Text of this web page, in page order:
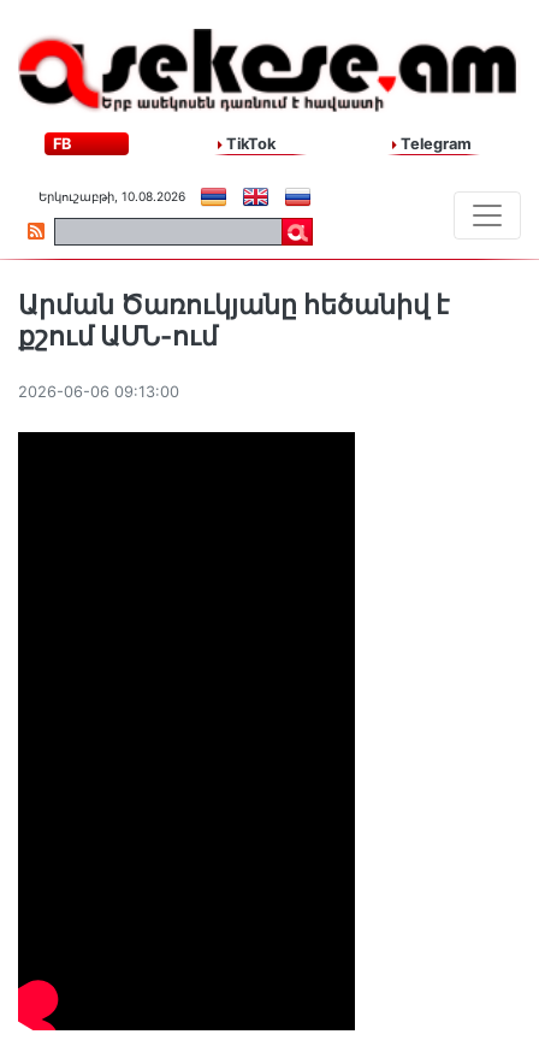
FB TikTok Telegram
Երկուշաբթի, 10.08.2026
Արման Ծառուկյանը հեծանիվ է
քշում ԱՄՆ-ում
2026-06-06 09:13:00